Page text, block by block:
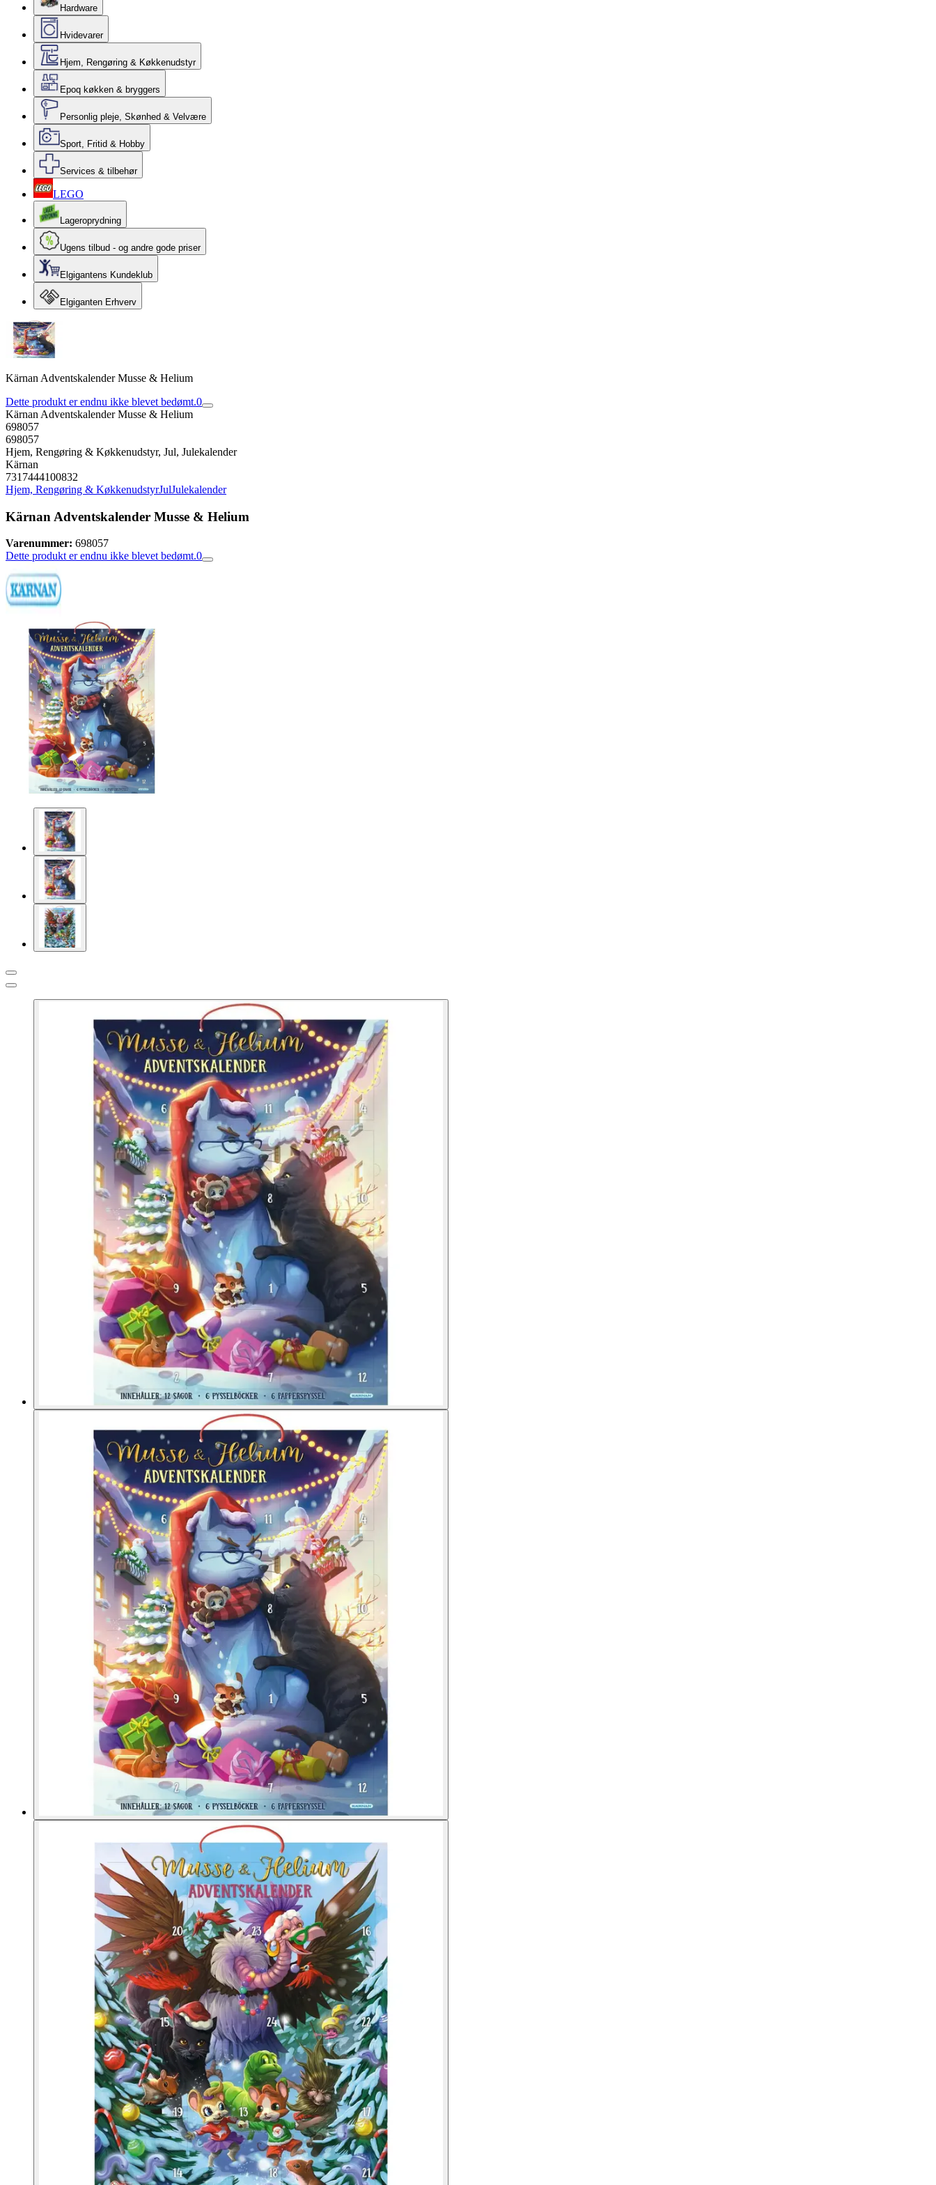
Hardware
Hvidevarer
Hjem, Rengøring & Køkkenudstyr
Epoq køkken & bryggers
Personlig pleje, Skønhed & Velvære
Sport, Fritid & Hobby
Services & tilbehør
LEGO
Lageroprydning
Ugens tilbud - og andre gode priser
Elgigantens Kundeklub
Elgiganten Erhverv
Kärnan Adventskalender Musse & Helium
Dette produkt er endnu ikke blevet bedømt.0
Kärnan Adventskalender Musse & Helium
698057
698057
Hjem, Rengøring & Køkkenudstyr, Jul, Julekalender
Kärnan
7317444100832
Hjem, Rengøring & KøkkenudstyrJulJulekalender
Kärnan Adventskalender Musse & Helium
Varenummer: 698057
Dette produkt er endnu ikke blevet bedømt.0